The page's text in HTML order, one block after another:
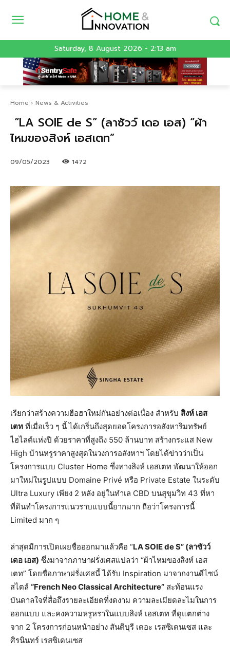
Saturday, 8 August 2026 - 2:13 am
Home News & Activities
“LA SOIE de S” (ลาซัวว์ เดอ เอส) “ผ้า
ไหมของสิงห์ เอสเตท”
09/05/2023 1472
เรียกว่าสร้างความฮือฮาใหม่กันอย่างต่อเนื่อง สำหรับ สิงห์ เอส
เตท ที่เมื่อเร็ว ๆ นี้ ได้เกริ่นถึงสุดยอดโครงการอสังหาริมทรัพย์
ไฮไลต์แห่งปี ด้วยราคาที่สูงถึง 550 ล้านบาท สร้างกระแส New
High บ้านหรูราคาสูงสุดในวงการอสังหาฯ โดยได้ข่าวว่าเป็น
โครงการแบบ Cluster Home ซึ่งทางสิงห์ เอสเตท พัฒนาให้ออก
มาใหม่ในรูปแบบ Domaine Privé หรือ Private Estate ในระดับ
Ultra Luxury เพียง 2 หลัง อยู่ในทำเล CBD บนสุขุมวิท 43 ที่หา
ที่ดินทำโครงการแนวราบแบบนี้ยากมาก ถือว่าโครงการนี้
Limited มาก ๆ
ล่าสุดมีการเปิดเผยชื่อออกมาแล้วคือ “LA SOIE de S” (ลาซัวว์
เดอ เอส) ซึ่งมาจากภาษาฝรั่งเศสแปลว่า “ผ้าไหมของสิงห์ เอส
เตท” โดยชื่อภาษาฝรั่งเศสนี้ ได้รับ Inspiration มาจากงานดีไซน์
สไตล์ “French Neo Classical Architecture” สะท้อนแรง
บันดาลใจที่สื่อถึงรายละเอียดที่งดงาม ความละเมียดละไมในการ
ออกแบบ และคงความหรูหราในแบบสิงห์ เอสเตท ที่ดูแตกต่าง
จาก 2 โครงการก่อนหน้าอย่าง สันติบุรี เดอะ เรสซิเดนเซส และ
ศิรนินทร์ เรสซิเดนเซส